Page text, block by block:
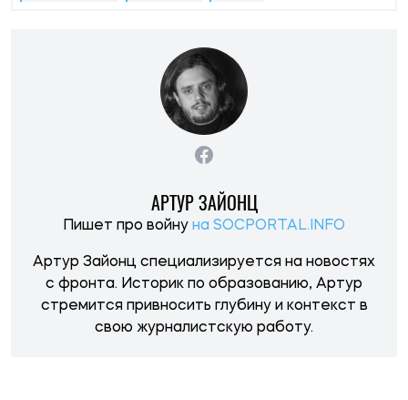
АРТУР ЗАЙОНЦ
Пишет про войну на SOCPORTAL.INFO
Артур Зайонц специализируется на новостях
с фронта. Историк по образованию, Артур
стремится привносить глубину и контекст в
свою журналистскую работу.